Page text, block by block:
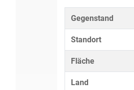
Gegenstand
Standort
Fläche
Land